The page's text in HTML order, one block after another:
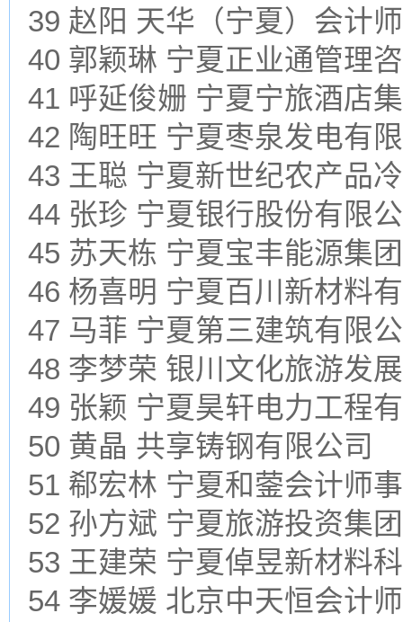
39 赵阳 天华（宁夏）会计
40 郭颖琳 宁夏正业通管理
41 呼延俊姗 宁夏宁旅酒店
42 陶旺旺 宁夏枣泉发电有
43 王聪 宁夏新世纪农产品
44 张珍 宁夏银行股份有限
45 苏天栋 宁夏宝丰能源集
46 杨喜明 宁夏百川新材料
47 马菲 宁夏第三建筑有限
48 李梦荣 银川文化旅游发
49 张颖 宁夏昊轩电力工程
50 黄晶 共享铸钢有限公司
51 郗宏林 宁夏和蓥会计师
52 孙方斌 宁夏旅游投资集
53 王建荣 宁夏倬昱新材料
54 李媛媛 北京中天恒会计